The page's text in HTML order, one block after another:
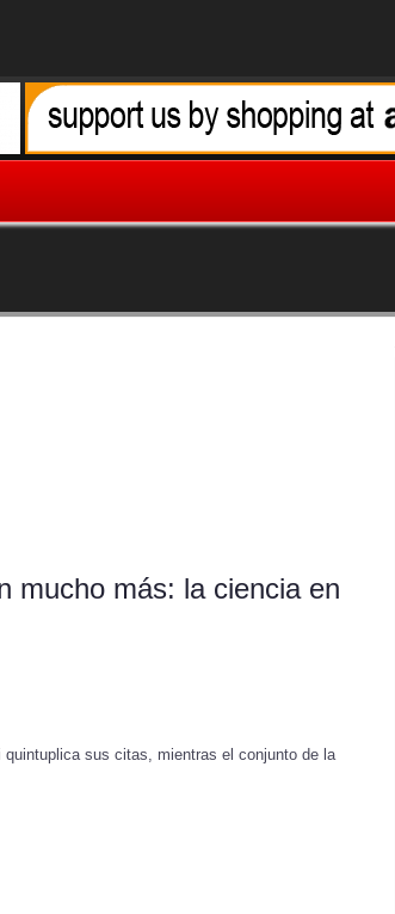
mucho más: la ciencia en
sus citas, mientras el conjunto de la